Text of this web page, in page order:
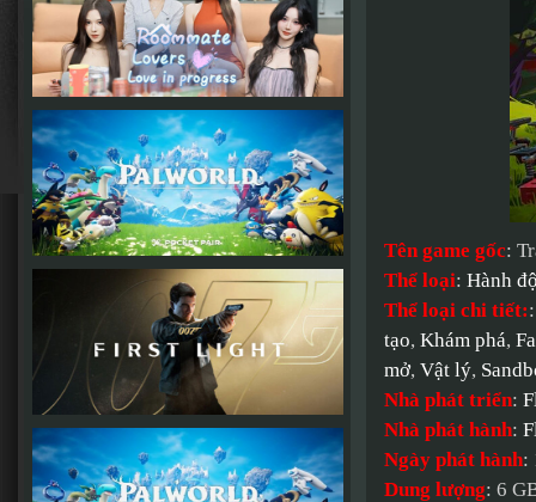
Tên game gốc:
Thể loại: Hành
Thể loại chi tiết:
tạo, Khám phá,
mở, Vật lý,
Nhà phát triển:
Nhà phát hành:
Ngày phát hành:
Dung lượng: 6